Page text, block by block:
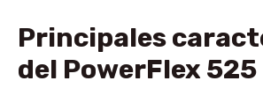
Principales
del PowerFlex 525